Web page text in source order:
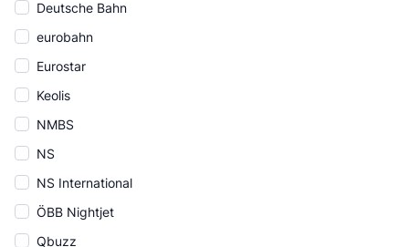
Deutsche Bahn
eurobahn
Eurostar
Keolis
NMBS
NS
NS International
ÖBB Nightjet
Qbuzz